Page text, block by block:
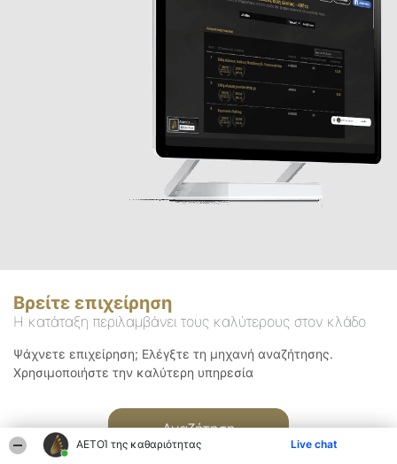
ΑΕΤΟΊ της καθαριότητας Live chat
Βρείτε επιχείρηση
Η κατάταξη περιλαμβάνει τους καλύτερους στον κλάδο
Ψάχνετε επιχείρηση; Ελέγξτε τη μηχανή αναζήτησης.
Χρησιμοποιήστε την καλύτερη υπηρεσία
Αναζήτηση